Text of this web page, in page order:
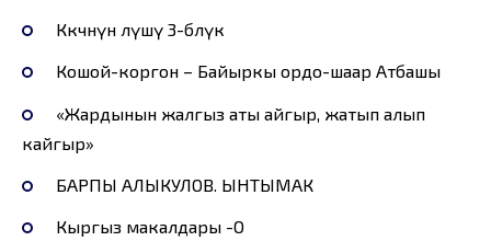
Көкчөнүн өлүшү 3-бөлүк
Кошой-коргон – Байыркы ордо-шаар Атбашы
«Жардынын жалгыз аты айгыр, жатып алып
кайгыр»
БАРПЫ АЛЫКУЛОВ. ЫНТЫМАК
Кыргыз макалдары -О